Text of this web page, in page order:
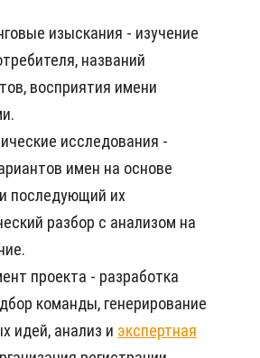
изыскания - изучение
названий
восприятия имени
исследования -
имен на основе
последующий их
разбор с анализом на
проекта - разработка
команды, генерирование
идей, анализ и экспертная